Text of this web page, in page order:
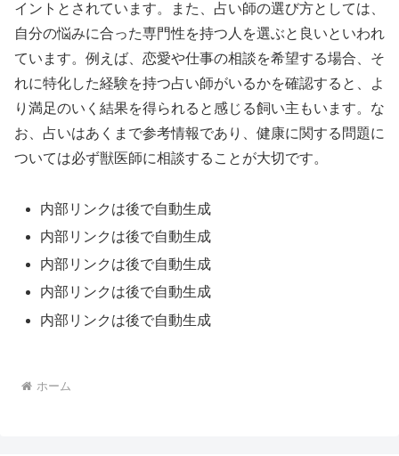
イントとされています。また、占い師の選び方としては、
自分の悩みに合った専門性を持つ人を選ぶと良いといわれ
ています。例えば、恋愛や仕事の相談を希望する場合、そ
れに特化した経験を持つ占い師がいるかを確認すると、よ
り満足のいく結果を得られると感じる飼い主もいます。な
お、占いはあくまで参考情報であり、健康に関する問題に
ついては必ず獣医師に相談することが大切です。
内部リンクは後で自動生成
内部リンクは後で自動生成
内部リンクは後で自動生成
内部リンクは後で自動生成
内部リンクは後で自動生成
ホーム